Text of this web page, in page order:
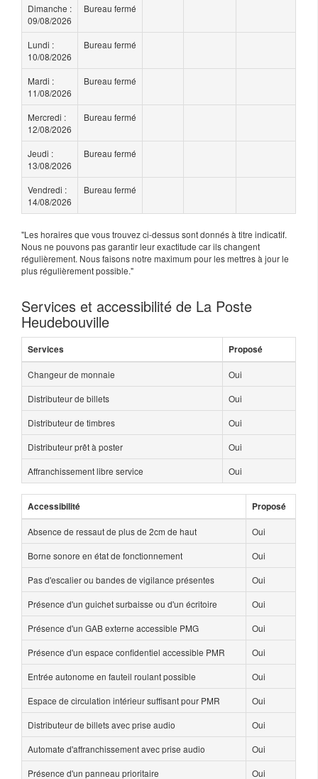
Dimanche :
09/08/2026
Bureau fermé
Lundi :
10/08/2026
Bureau fermé
Mardi :
11/08/2026
Bureau fermé
Mercredi :
12/08/2026
Bureau fermé
Jeudi :
13/08/2026
Bureau fermé
Vendredi :
14/08/2026
Bureau fermé
"Les horaires que vous trouvez ci-dessus sont donnés à titre indicatif.
Nous ne pouvons pas garantir leur exactitude car ils changent
régulièrement. Nous faisons notre maximum pour les mettres à jour le
plus régulièrement possible."
Services et accessibilité de La Poste
Heudebouville
Services Proposé
Changeur de monnaie
Oui
Distributeur de billets
Oui
Distributeur de timbres
Oui
Distributeur prêt à poster
Oui
Affranchissement libre service
Oui
Accessibilité Proposé
Absence de ressaut de plus de 2cm de haut
Oui
Borne sonore en état de fonctionnement
Oui
Pas d'escalier ou bandes de vigilance présentes
Oui
Présence d'un guichet surbaisse ou d'un écritoire
Oui
Présence d'un GAB externe accessible PMG
Oui
Présence d'un espace confidentiel accessible PMR
Oui
Entrée autonome en fauteil roulant possible
Oui
Espace de circulation intérieur suffisant pour PMR
Oui
Distributeur de billets avec prise audio
Oui
Automate d'affranchissement avec prise audio
Oui
Présence d'un panneau prioritaire
Oui